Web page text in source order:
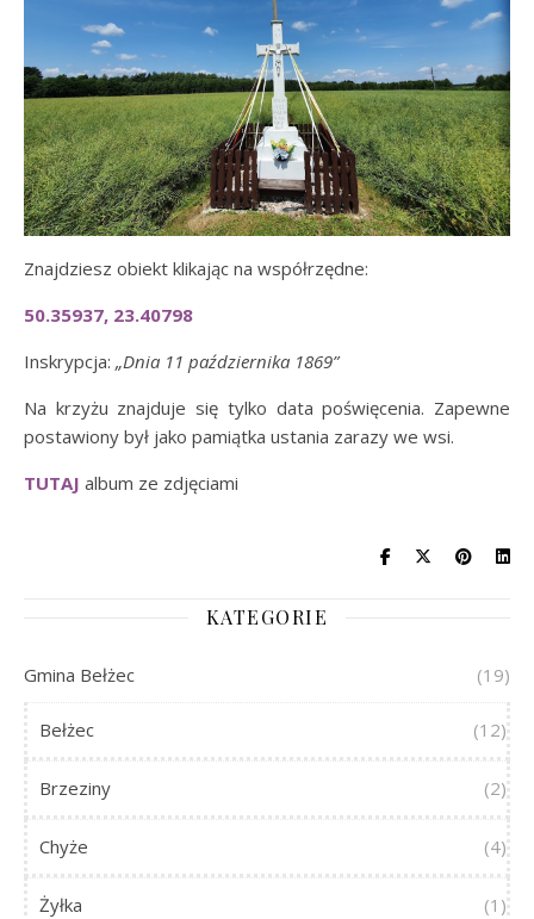
Znajdziesz obiekt klikając na współrzędne:
50.35937, 23.40798
Inskrypcja: „Dnia 11 października 1869”
Na krzyżu znajduje się tylko data poświęcenia. Zapewne
postawiony był jako pamiątka ustania zarazy we wsi.
TUTAJ album ze zdjęciami
KATEGORIE
Gmina Bełżec (19)
Bełżec (12)
Brzeziny (2)
Chyże (4)
Żyłka (1)